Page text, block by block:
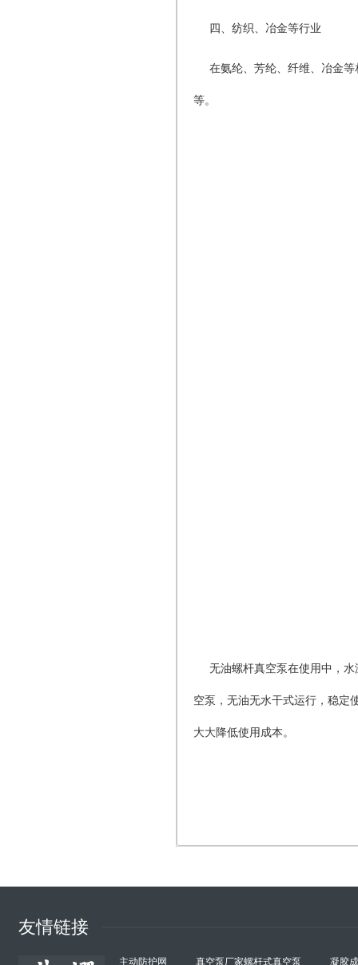
四、纺织、冶金等行业
在氨纶、芳纶、纤维、冶金
等。
无油螺杆真空泵在使用中，
空泵，无油无水干式运行，稳定
大大降低使用成本。
友情链接
主动防护网 真空泵厂家螺杆式真空泵 凝胶